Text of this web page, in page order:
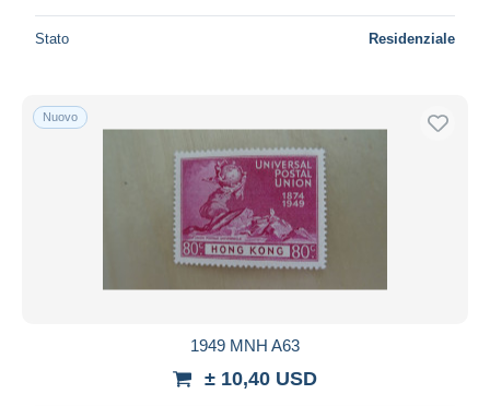
Stato Residenziale
Nuovo
1949 MNH A63
± 10,40 USD